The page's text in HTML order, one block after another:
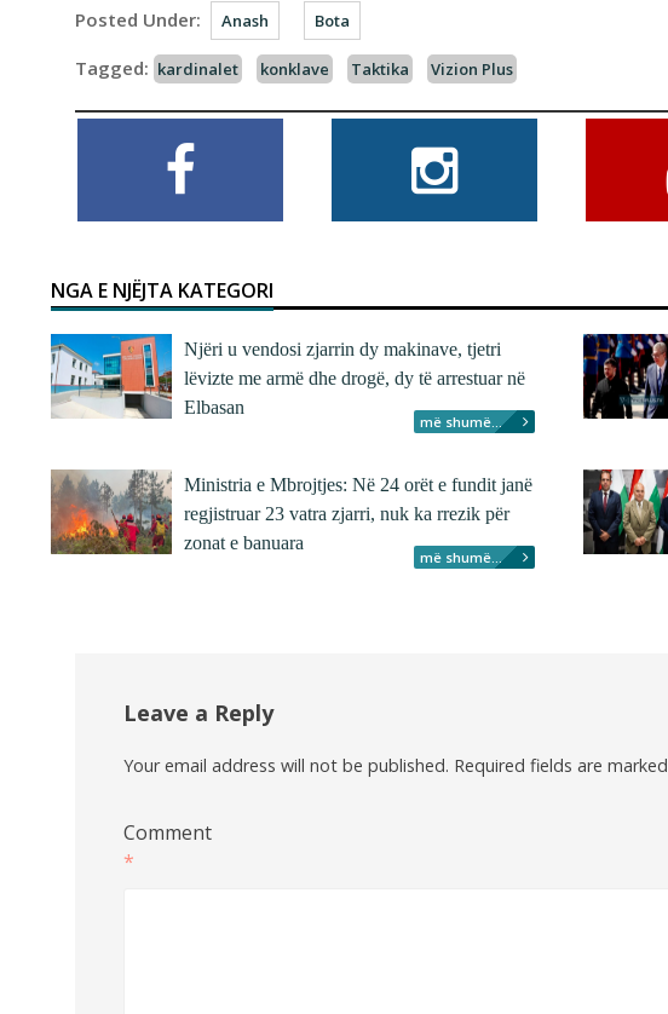
Posted Under: Anash Bota
Tagged: kardinalet konklave Taktika Vizion Plus
NGA E NJËJTA KATEGORI
Njëri u vendosi zjarrin dy makinave, tjetri
lëvizte me armë dhe drogë, dy të arrestuar në
Elbasan
më shumë...
Ministria e Mbrojtjes: Në 24 orët e fundit janë
regjistruar 23 vatra zjarri, nuk ka rrezik për
zonat e banuara
më shumë...
Leave a Reply
Your email address will not be published. Required fields are marked
Comment
*